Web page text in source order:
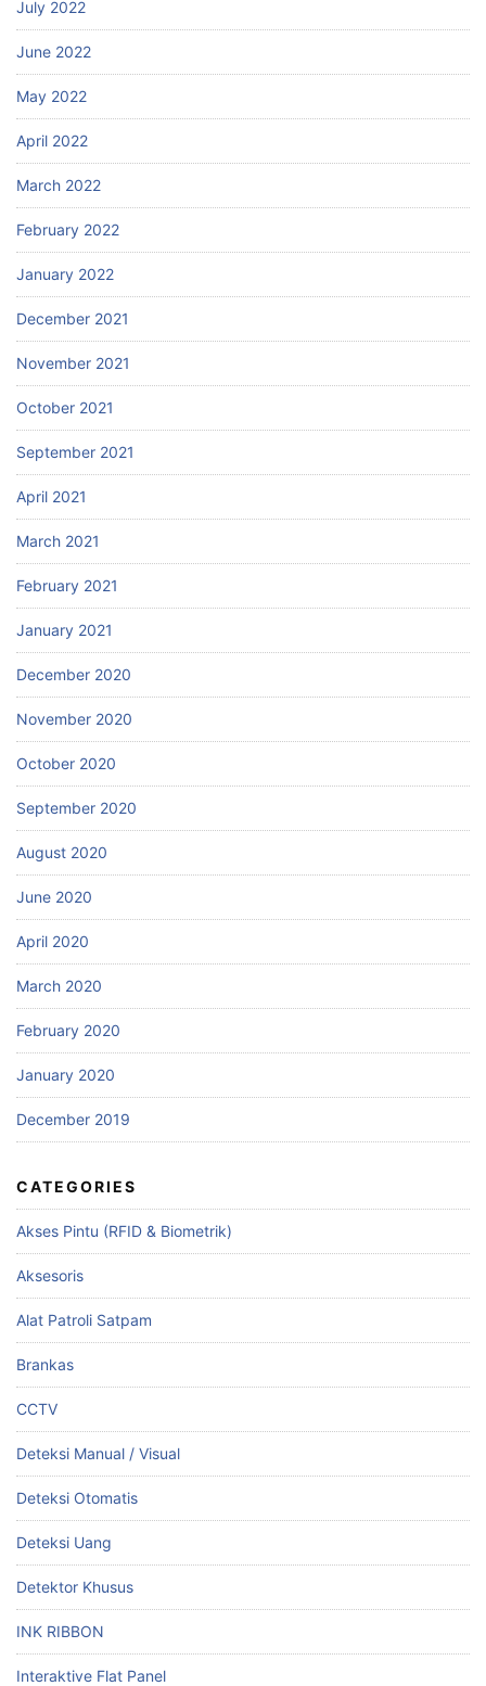
July 2022
June 2022
May 2022
April 2022
March 2022
February 2022
January 2022
December 2021
November 2021
October 2021
September 2021
April 2021
March 2021
February 2021
January 2021
December 2020
November 2020
October 2020
September 2020
August 2020
June 2020
April 2020
March 2020
February 2020
January 2020
December 2019
CATEGORIES
Akses Pintu (RFID & Biometrik)
Aksesoris
Alat Patroli Satpam
Brankas
CCTV
Deteksi Manual / Visual
Deteksi Otomatis
Deteksi Uang
Detektor Khusus
INK RIBBON
Interaktive Flat Panel